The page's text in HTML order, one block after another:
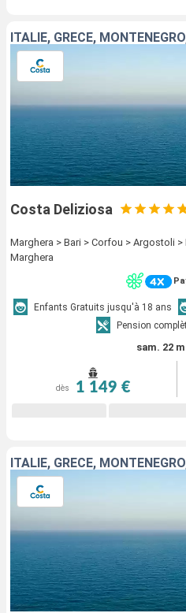
ITALIE, GRÈCE,
Costa Deliziosa
Marghera > Bari > Corfou > Argostoli
Marghera
Enfants Gratuits jusqu'à 18 ans
Pension
sam. 22
dès 1 149 €
ITALIE, GRÈCE,